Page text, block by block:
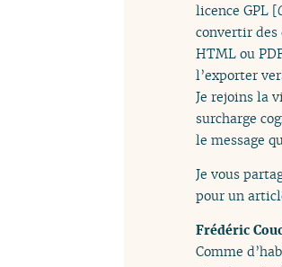
licence GPL [
convertir des
HTML ou
l’exporter
Je rejoins la
surcharge
le message
Je vous
pour un
Frédéric
Comme